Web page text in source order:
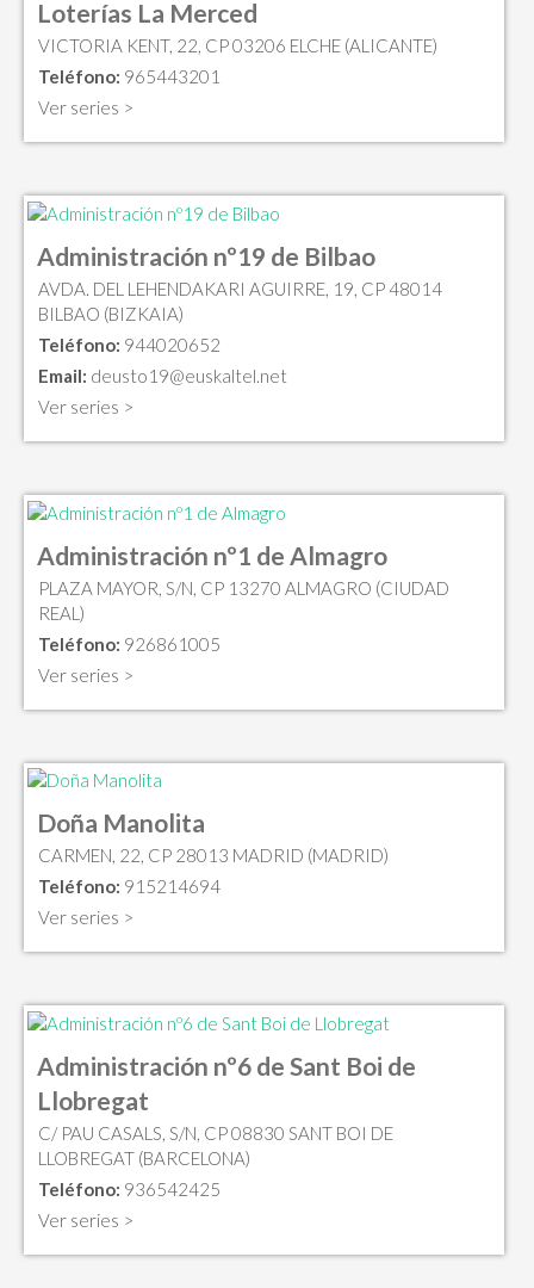
Loterías La Merced
VICTORIA KENT, 22, CP 03206 ELCHE (ALICANTE)
Teléfono: 965443201
Ver series >
Administración nº19 de Bilbao
AVDA. DEL LEHENDAKARI AGUIRRE, 19, CP 48014
BILBAO (BIZKAIA)
Teléfono: 944020652
Email: deusto19@euskaltel.net
Ver series >
Administración nº1 de Almagro
PLAZA MAYOR, S/N, CP 13270 ALMAGRO (CIUDAD
REAL)
Teléfono: 926861005
Ver series >
Doña Manolita
CARMEN, 22, CP 28013 MADRID (MADRID)
Teléfono: 915214694
Ver series >
Administración nº6 de Sant Boi de
Llobregat
C/ PAU CASALS, S/N, CP 08830 SANT BOI DE
LLOBREGAT (BARCELONA)
Teléfono: 936542425
Ver series >